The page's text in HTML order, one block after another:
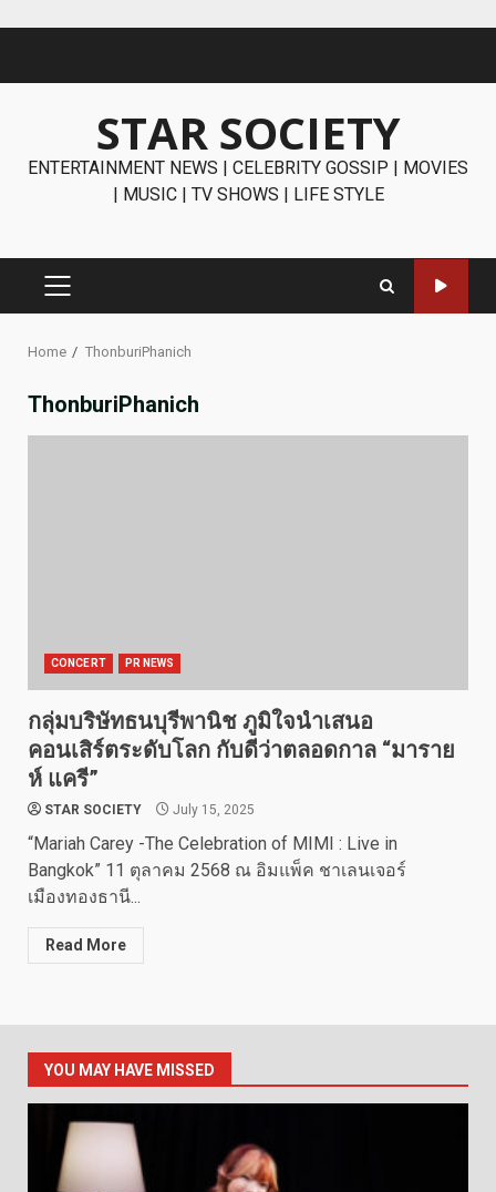
STAR SOCIETY
ENTERTAINMENT NEWS | CELEBRITY GOSSIP | MOVIES
| MUSIC | TV SHOWS | LIFE STYLE
PRIMARY
Home ThonburiPhanich
ThonburiPhanich
CONCERT PR NEWS
กลุ่มบริษัทธนบุรีพานิช ภูมิใจนำเสนอ
คอนเสิร์ตระดับโลก กับดีว่าตลอดกาล “มาราย
ห์ แครี”
STAR SOCIETY July 15, 2025
“Mariah Carey -The Celebration of MIMI : Live in
Bangkok” 11 ตุลาคม 2568 ณ อิมแพ็ค ชาเลนเจอร์
เมืองทองธานี...
Read More
YOU MAY HAVE MISSED